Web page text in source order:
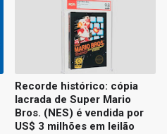
Recorde histórico: cópia
lacrada de Super Mario
Bros. (NES) é vendida por
US$ 3 milhões em leilão